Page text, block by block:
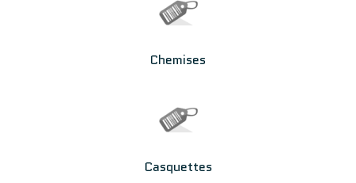
Chemises
Casquettes